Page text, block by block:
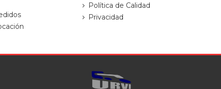
Política de Calidad
Privacidad